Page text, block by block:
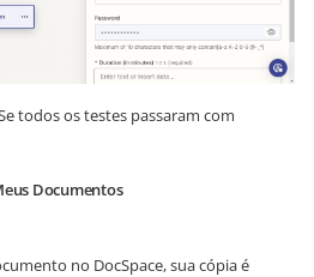
todos os testes passaram com
Documentos
no DocSpace, sua cópia é